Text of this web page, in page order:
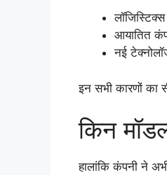
आयातित
नई
इन सभी कारणों का
किन
हालांकि कंपनी ने